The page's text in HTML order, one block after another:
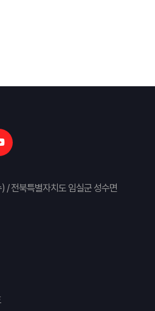
/ 전북특별자치도 임실군 성수면